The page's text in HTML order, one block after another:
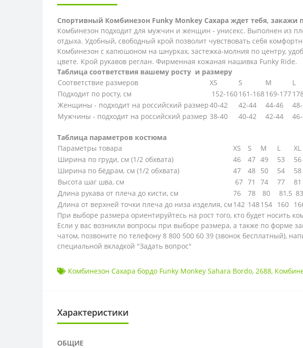
Спортивный Комбинезон Funky Monkey Сахара ждет тебя, закажи
Комбинезон подходит для мужчин и женщин - унисекс. Выполнен из
отдыха. Удобный, свободный крой позволит чувствовать себя
Комбинезон с капюшоном на шнурках, застежка-молния по центру,
цвете. Крой рукавов реглан. Фирменная кожаная нашивка Funky Ride.
Таблица соответствия вашему росту и размеру
Соответствие размеров
XS S M L
Подходит по росту, см
152-160161-168169-177
Женщины - подходит на российский размер40-42 42-44 44-46
Мужчины - подходит на российский размер 38-40 40-42 42-44
Таблица параметров костюма
Параметры товара
XS S M L
XL
Ширина по груди, см (1/2 обхвата)
46 47 49 53
56
Ширина по бёдрам, см (1/2 обхвата)
47 48 50 54
58
Высота шаг шва, см
67 71 74 77
81
Длина рукава от плеча до кисти, см
76 78 80 81,5 83
Длина от верхней точки плеча до низа изделия, см 142 148154 160
При выборе размера ориентируйтесь на рост того, кто будет носить
Если у вас возникли вопросы при выборе размера, а также по форме
чатом, позвоните по телефону 8 800 500 60 39 (звонок бесплатный),
специальной вкладкой "Задать вопрос"
Комбинезон Сахара бордо Funky Monkey Sahara Bordo, 2688,
Характеристики
ОБЩИЕ